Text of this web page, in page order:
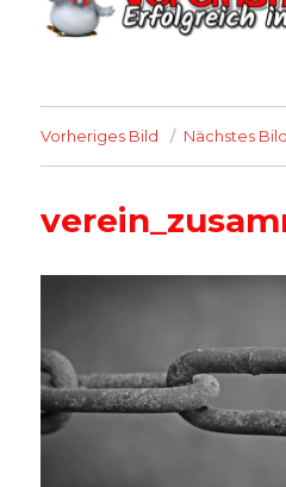
Vorheriges Bild Nächstes Bild